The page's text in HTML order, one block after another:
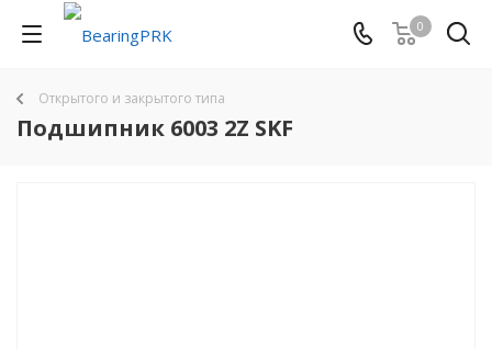
0
Открытого и закрытого типа
Подшипник 6003 2Z SKF